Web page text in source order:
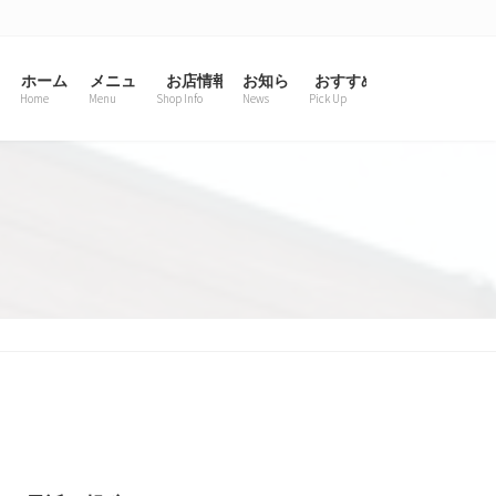
ホーム
Home
メニュー
Menu
お店情報
Shop Info
お知らせ一覧
News
おすすめ
Pick Up